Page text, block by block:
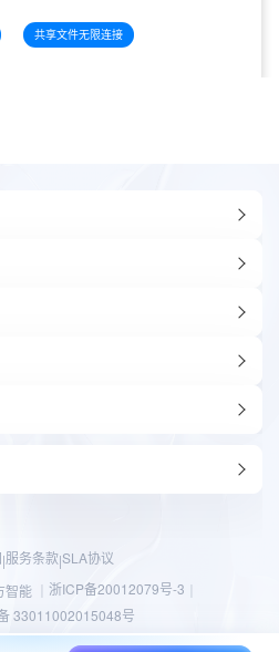
共享文件无限连接
|服务条款|SLA协议
能 ｜ 浙ICP备20012079号-3
33011002015048号